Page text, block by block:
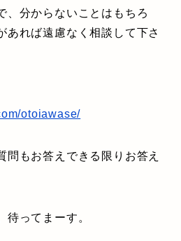
、分からないことはもちろ
あれば遠慮なく相談して下さ
otoiawase/
問もお答えできる限りお答え
待ってまーす。